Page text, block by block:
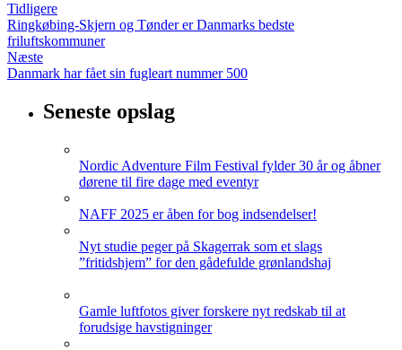
Tidligere
Ringkøbing-Skjern og Tønder er Danmarks bedste
friluftskommuner
Næste
Danmark har fået sin fugleart nummer 500
Seneste opslag
Nordic Adventure Film Festival fylder 30 år og åbner
dørene til fire dage med eventyr
NAFF 2025 er åben for bog indsendelser!
Nyt studie peger på Skagerrak som et slags
”fritidshjem” for den gådefulde grønlandshaj
Gamle luftfotos giver forskere nyt redskab til at
forudsige havstigninger